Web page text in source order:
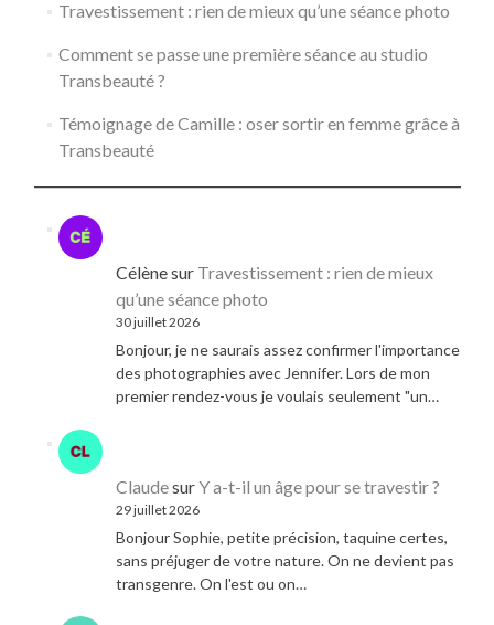
Travestissement : rien de mieux qu’une séance photo
Comment se passe une première séance au studio
Transbeauté ?
Témoignage de Camille : oser sortir en femme grâce à
Transbeauté
Célènesur Travestissement : rien de mieux
qu’une séance photo
30 juillet 2026
Bonjour, je ne saurais assez confirmer l'importance
des photographies avec Jennifer. Lors de mon
premier rendez-vous je voulais seulement "un…
ClaudesurY a-t-il un âge pour se travestir ?
29 juillet 2026
Bonjour Sophie, petite précision, taquine certes,
sans préjuger de votre nature. On ne devient pas
transgenre. On l'est ou on…